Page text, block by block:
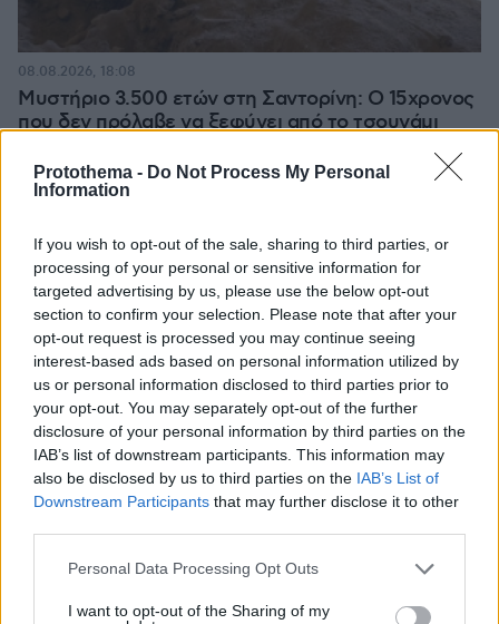
Protothema - Do Not Process My Personal
Information
If you wish to opt-out of the sale, sharing to third parties, or
processing of your personal or sensitive information for
targeted advertising by us, please use the below opt-out
section to confirm your selection. Please note that after your
opt-out request is processed you may continue seeing
interest-based ads based on personal information utilized by
us or personal information disclosed to third parties prior to
your opt-out. You may separately opt-out of the further
disclosure of your personal information by third parties on the
IAB’s list of downstream participants. This information may
also be disclosed by us to third parties on the IAB’s List of
Downstream Participants that may further disclose it to other
Please note that this website/app uses one or more Google
not limited to your visit or usage behaviour. You may click to
Personal Data Processing Opt Outs
I want to opt-out of the Sharing of my
Μυστήριο 3.500 ετών στη Σαντορίνη: Ο 15χρονος
που δεν πρόλαβε να ξεφύγει από το τσουνάμι
έκρηξης
08.08.2026, 18:08